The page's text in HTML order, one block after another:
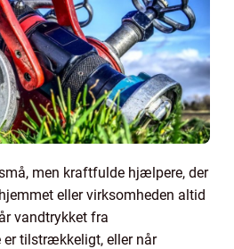
men kraftfulde hjælpere, der
eller virksomheden altid
vandtrykket fra
tilstrækkeligt, eller når